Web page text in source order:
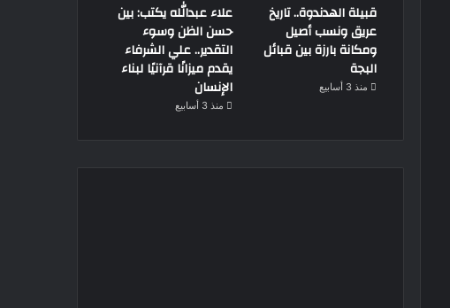
قبيلة الهدندوة.. تاريخ
عريق ونسب أصيل
ومكانة بارزة بين قبائل
البجة
منذ 3 أسابيع
علاء عبدالله يكتب: بين
حسن الظن وسوء
التقدير.. علي الشرفاء
يقدم ميزانًا قرآنيًا لبناء
الإنسان
منذ 3 أسابيع